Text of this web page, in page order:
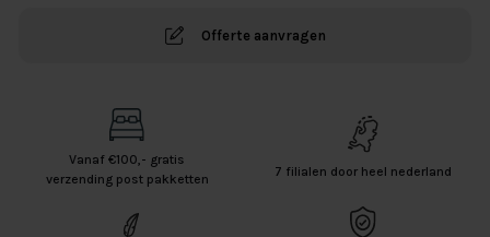
Offerte aanvragen
Vanaf €100,- gratis
verzending post pakketten
7 filialen door heel nederland